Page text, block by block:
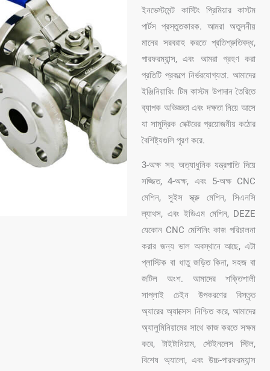
ইনভেস্টমেন্ট কাস্টিং প্রিমিয়ার কাস্টম
পার্টস প্রস্তুতকারক. আমরা অতুলনীয়
মানের সরবরাহ করতে প্রতিশ্রুতিবদ্ধ,
পারফরম্যান্স, এবং আমরা গ্রহণ করা
প্রতিটি প্রকল্পে নির্ভরযোগ্যতা. আমাদের
ইঞ্জিনিয়ারিং টিম কাস্টম উপাদান তৈরিতে
ব্যাপক অভিজ্ঞতা এবং দক্ষতা নিয়ে আসে
যা সামুদ্রিক সেক্টরের প্রয়োজনীয় কঠোর
বৈশিষ্ট্যগুলি পূরণ করে.
3-অক্ষ সহ অত্যাধুনিক যন্ত্রপাতি দিয়ে
সজ্জিত, 4-অক্ষ, এবং 5-অক্ষ CNC
মেশিন, সুইস স্ক্রু মেশিন, সিএনসি
ল্যাথস, এবং ইডিএম মেশিন, DEZE
যেকোন CNC মেশিনিং কাজ পরিচালনা
করার জন্য ভাল অবস্থানে আছে, এটা
প্লাস্টিক বা ধাতু জড়িত কিনা, সহজ বা
জটিল অংশ. আমাদের শক্তিশালী
সাপ্লাই চেইন উপকরণের বিস্তৃত
অ্যারের অ্যাক্সেস নিশ্চিত করে, আমাদের
অ্যালুমিনিয়ামের সাথে কাজ করতে সক্ষম
করে, টাইটানিয়াম, স্টেইনলেস স্টিল,
বিশেষ অ্যালো, এবং উচ্চ-পারফরম্যান্স